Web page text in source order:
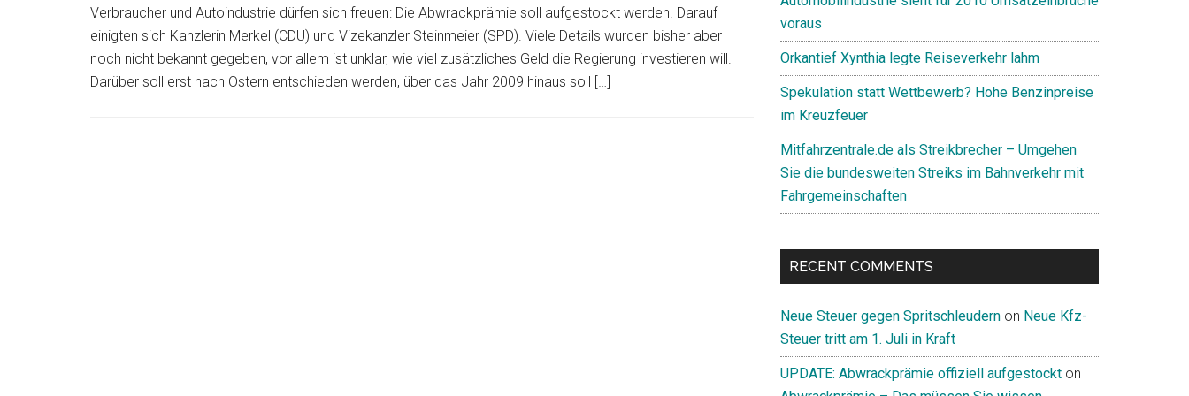
Verbraucher und Autoindustrie dürfen sich freuen: Die Abwrackprämie soll aufgestockt werden. Darauf
einigten sich Kanzlerin Merkel (CDU) und Vizekanzler Steinmeier (SPD). Viele Details wurden bisher aber
noch nicht bekannt gegeben, vor allem ist unklar, wie viel zusätzliches Geld die Regierung investieren will.
Darüber soll erst nach Ostern entschieden werden, über das Jahr 2009 hinaus soll […]
voraus
Orkantief Xynthia legte Reiseverkehr lahm
Spekulation statt Wettbewerb? Hohe Benzinpreise
im Kreuzfeuer
Mitfahrzentrale.de als Streikbrecher – Umgehen
Sie die bundesweiten Streiks im Bahnverkehr mit
Fahrgemeinschaften
RECENT COMMENTS
Neue Steuer gegen Spritschleudern on Neue Kfz-
Steuer tritt am 1. Juli in Kraft
UPDATE: Abwrackprämie offiziell aufgestockt on